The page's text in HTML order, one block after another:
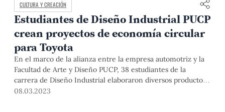
CULTURA Y CREACIÓN
Estudiantes de Diseño Industrial PUCP
crean proyectos de economía circular
para Toyota
En el marco de la alianza entre la empresa automotriz y la
Facultad de Arte y Diseño PUCP, 38 estudiantes de la
carrera de Diseño Industrial elaboraron diversos productos
útiles con piezas de vehículos de la compañía. Tres
08.03.2023